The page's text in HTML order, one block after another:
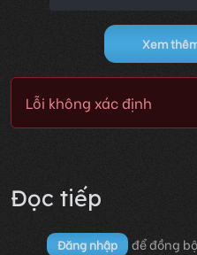
Xem
Lỗi không xác định
Đọc tiếp
Đăng nhập để đồng